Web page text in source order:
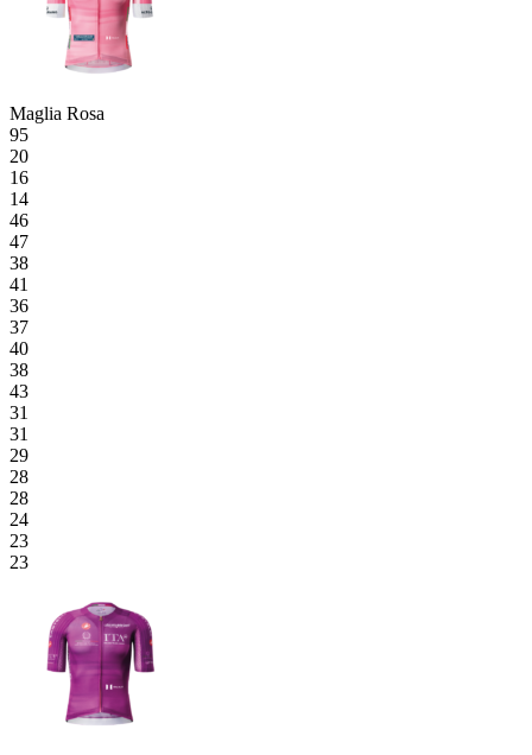
Maglia Rosa
95
20
16
14
46
47
38
41
36
37
40
38
43
31
31
29
28
28
24
23
23